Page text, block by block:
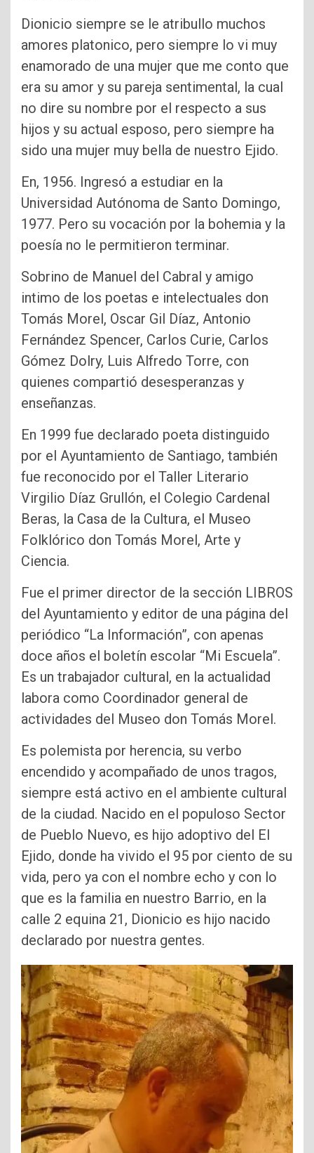
Dionicio siempre se le atribullo muchos
amores platonico, pero siempre lo vi muy
enamorado de una mujer que me conto que
era su amor y su pareja sentimental, la cual
no dire su nombre por el respecto a sus
hijos y su actual esposo, pero siempre ha
sido una mujer muy bella de nuestro Ejido.
En, 1956. Ingresó a estudiar en la
Universidad Autónoma de Santo Domingo,
1977. Pero su vocación por la bohemia y la
poesía no le permitieron terminar.
Sobrino de Manuel del Cabral y amigo
intimo de los poetas e intelectuales don
Tomás Morel, Oscar Gil Díaz, Antonio
Fernández Spencer, Carlos Curie, Carlos
Gómez Dolry, Luis Alfredo Torre, con
quienes compartió desesperanzas y
enseñanzas.
En 1999 fue declarado poeta distinguido
por el Ayuntamiento de Santiago, también
fue reconocido por el Taller Literario
Virgilio Díaz Grullón, el Colegio Cardenal
Beras, la Casa de la Cultura, el Museo
Folklórico don Tomás Morel, Arte y
Ciencia.
Fue el primer director de la sección LIBROS
del Ayuntamiento y editor de una página del
periódico “La Información”, con apenas
doce años el boletín escolar “Mi Escuela”.
Es un trabajador cultural, en la actualidad
labora como Coordinador general de
actividades del Museo don Tomás Morel.
Es polemista por herencia, su verbo
encendido y acompañado de unos tragos,
siempre está activo en el ambiente cultural
de la ciudad. Nacido en el populoso Sector
de Pueblo Nuevo, es hijo adoptivo del El
Ejido, donde ha vivido el 95 por ciento de su
vida, pero ya con el nombre echo y con lo
que es la familia en nuestro Barrio, en la
calle 2 equina 21, Dionicio es hijo nacido
declarado por nuestra gentes.